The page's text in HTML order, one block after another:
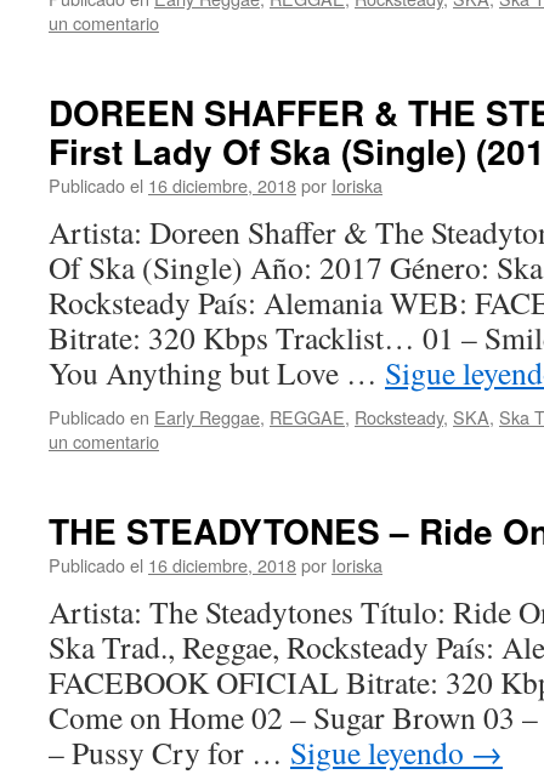
un comentario
DOREEN SHAFFER & THE
First Lady Of Ska (Single)
Publicado el 16 diciembre, 2018por Ioriska
Artista: Doreen Shaffer & The
Of Ska (Single) Año: 2017 Género:
Rocksteady País: Alemania WEB:
Bitrate: 320 Kbps Tracklist… 01 –
You Anything but Love … Sigue
Publicado en Early Reggae, REGGAE, Rocksteady, SKA, Ska
un comentario
THE STEADYTONES – Ride
Publicado el 16 diciembre, 2018por Ioriska
Artista: The Steadytones Título: Ride
Ska Trad., Reggae, Rocksteady País:
FACEBOOK OFICIAL Bitrate: 320
Come on Home 02 – Sugar Brown 03
– Pussy Cry for … Sigue leyendo →